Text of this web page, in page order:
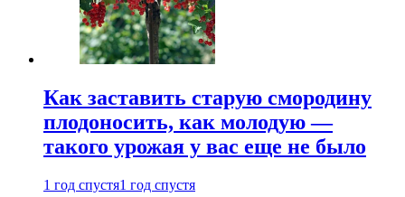
Как заставить старую смородину
плодоносить, как молодую —
такого урожая у вас еще не было
1 год спустя1 год спустя